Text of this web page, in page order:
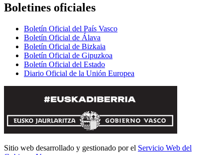
Boletines oficiales
Boletín Oficial del País Vasco
Boletín Oficial de Álava
Boletín Oficial de Bizkaia
Boletín Oficial de Gipuzkoa
Boletín Oficial del Estado
Diario Oficial de la Unión Europea
Sitio web desarrollado y gestionado por el Servicio Web del